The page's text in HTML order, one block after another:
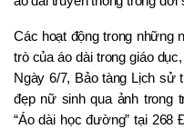
Các hoạt động trong những
trò của áo dài trong giáo
Ngày 6/7, Bảo tàng Lịch sử
đẹp nữ sinh qua ảnh trong
“Áo dài học đường” tại 268